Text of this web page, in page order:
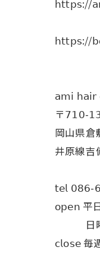
𝗁𝗍𝗍𝗉𝗌://
𝗁𝗍𝗍𝗉𝗌://
𝖺𝗆𝗂
〒𝟩𝟣𝟢-
岡山県
井原線吉
𝗍𝖾𝗅
𝗈𝗉𝖾𝗇 平
日曜
𝖼𝗅𝗈𝗌𝖾 毎